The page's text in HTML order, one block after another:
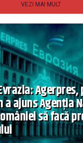
VEZI MAI MULT
a ajuns Agenția
să facă